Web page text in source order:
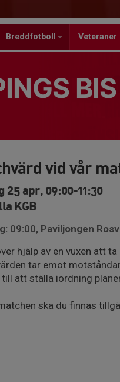
Breddfotboll Veteraner
vid vår
25 apr, 09:00-11:30
KGB
09:00, Paviljongen
hjälp av en vuxen att
tar emot
till att ställa iordning
ska du finnas